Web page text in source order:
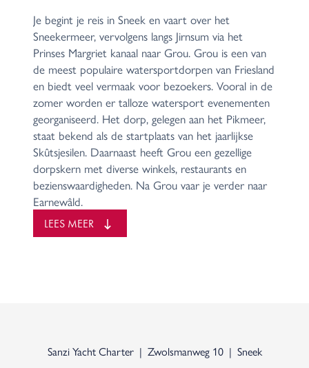
Je begint je reis in Sneek en vaart over het
Sneekermeer, vervolgens langs Jirnsum via het
Prinses Margriet kanaal naar Grou. Grou is een van
de meest populaire watersportdorpen van Friesland
en biedt veel vermaak voor bezoekers. Vooral in de
zomer worden er talloze watersport evenementen
georganiseerd. Het dorp, gelegen aan het Pikmeer,
staat bekend als de startplaats van het jaarlijkse
Skûtsjesilen. Daarnaast heeft Grou een gezellige
dorpskern met diverse winkels, restaurants en
bezienswaardigheden. Na Grou vaar je verder naar
Earnewâld.
Bij Earnewâld kom je het schitterende natuurgebied
De Oude Venen tegen. Dit gebied biedt een
schitterend zwemstrand met een groot
LEES MEER
Sanzi Yacht Charter Zwolsmanweg 10
Sneek